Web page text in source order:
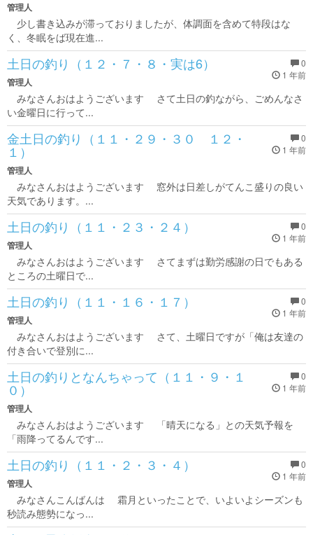
管理人
少し書き込みが滞っておりましたが、体調面を含めて特段はな
く、冬眠をば現在進...
0
1 年前
土日の釣り（１２・７・８・実は6）
管理人
みなさんおはようございます さて土日の釣ながら、ごめんなさ
い金曜日に行って...
0
1 年前
金土日の釣り（１１・２９・３０ １２・
１）
管理人
みなさんおはようございます 窓外は日差しがてんこ盛りの良い
天気であります。...
0
1 年前
土日の釣り（１１・２３・２４）
管理人
みなさんおはようございます さてまずは勤労感謝の日でもある
ところの土曜日で...
0
1 年前
土日の釣り（１１・１６・１７）
管理人
みなさんおはようございます さて、土曜日ですが「俺は友達の
付き合いで登別に...
0
1 年前
土日の釣りとなんちゃって（１１・９・１
０）
管理人
みなさんおはようございます 「晴天になる」との天気予報を
「雨降ってるんです...
0
1 年前
土日の釣り（１１・２・３・４）
管理人
みなさんこんばんは 霜月といったことで、いよいよシーズンも
秒読み態勢になっ...